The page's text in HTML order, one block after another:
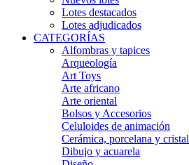
Lotes destacados
Lotes adjudicados
CATEGORÍAS
Alfombras y tapices
Arqueología
Art Toys
Arte africano
Arte oriental
Bolsos y Accesorios
Celuloides de animación
Cerámica, porcelana y cristal
Dibujo y acuarela